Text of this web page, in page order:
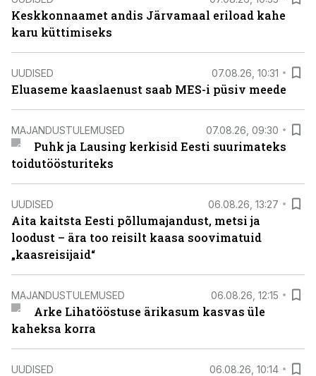
Keskkonnaamet andis Järvamaal eriload kahe
karu küttimiseks
UUDISED 07.08.26, 10:31
Eluaseme kaaslaenust saab MES-i püsiv meede
MAJANDUSTULEMUSED 07.08.26, 09:30
Puhk ja Lausing kerkisid Eesti suurimateks
toidutöösturiteks
UUDISED 06.08.26, 13:27
Aita kaitsta Eesti põllumajandust, metsi ja
loodust – ära too reisilt kaasa soovimatuid
„kaasreisijaid“
MAJANDUSTULEMUSED 06.08.26, 12:15
Arke Lihatööstuse ärikasum kasvas üle
kaheksa korra
UUDISED 06.08.26, 10:14